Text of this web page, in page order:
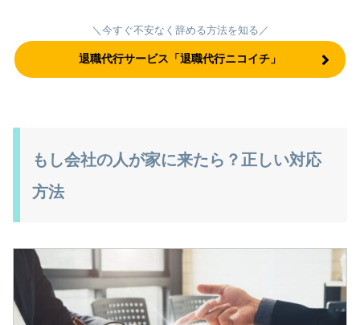
＼今すぐ不安なく辞める方法を知る／
退職代行サービス「退職代行ニコイチ」
もし会社の人が家に来たら？正しい対応
方法